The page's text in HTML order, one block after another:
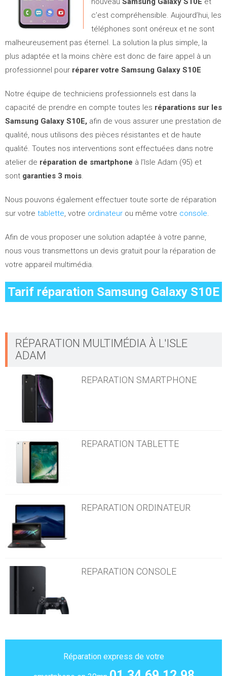
c’est compréhensible. Aujourd’hui, les
téléphones sont onéreux et ne sont
malheureusement pas éternel. La solution la plus simple, la
plus adaptée et la moins chère est donc de faire appel à un
professionnel pour réparer votre Samsung Galaxy S10E
Notre équipe de techniciens professionnels est dans la
capacité de prendre en compte toutes les réparations sur les
Samsung Galaxy S10E, afin de vous assurer une prestation de
qualité, nous utilisons des pièces résistantes et de haute
qualité. Toutes nos interventions sont effectuées dans notre
atelier de réparation de smartphone à l’Isle Adam (95) et
sont garanties 3 mois.
Nous pouvons également effectuer toute sorte de réparation
sur votre tablette, votre ordinateur ou même votre console.
Afin de vous proposer une solution adaptée à votre panne,
nous vous transmettons un devis gratuit pour la réparation de
votre appareil multimédia.
Tarif réparation Samsung Galaxy S10E
RÉPARATION MULTIMÉDIA À L'ISLE
ADAM
REPARATION SMARTPHONE
REPARATION TABLETTE
REPARATION ORDINATEUR
REPARATION CONSOLE
Réparation express de votre